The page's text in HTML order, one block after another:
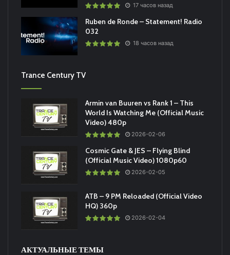
17 часов назад
Ruben de Ronde – Statement! Radio
032
18 часов назад
Trance Century TV
Armin van Buuren vs Rank 1 – This
World Is Watching Me (Official Music
Video) 480p
2026-02-06
Cosmic Gate & JES – Flying Blind
(Official Music Video) 1080p60
2026-02-05
ATB – 9 PM Reloaded (Official Video
HQ) 360p
2026-02-04
АКТУАЛЬНЫЕ ТЕМЫ